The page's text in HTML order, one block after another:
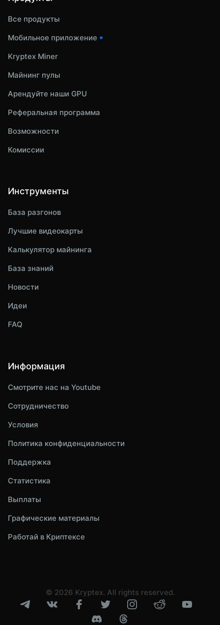
Все продукты
Мобильное приложение •
Kryptex Miner
Майнинг пулы
Арендуйте наши GPU
Реферальная программа
Возможности
Комиссии
Инструменты
База разгонов
Лучшие видеокарты
Калькулятор майнинга
База знаний
Новости
Идеи
FAQ
Информация
Смотрите нас на Youtube
Сотрудничество
Условия
Политика конфиденциальности
Поддержка
Статистика
Выплаты
Графические материалы
Работай в Криптексе
© 2026 Kryptex. All rights reserved.